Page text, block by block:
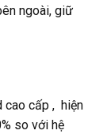
ngoài, giữ
cao cấp , hiện
so với hệ